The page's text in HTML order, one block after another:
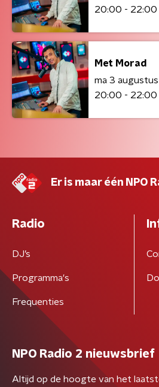
20:00 - 22:00
Met Morad
ma 3 augustus
20:00 - 22:00
Er is maar één NPO
Radio
DJ’s
Programma's
Frequenties
NPO Radio 2 nieuwsbrief
Altijd op de hoogte van het